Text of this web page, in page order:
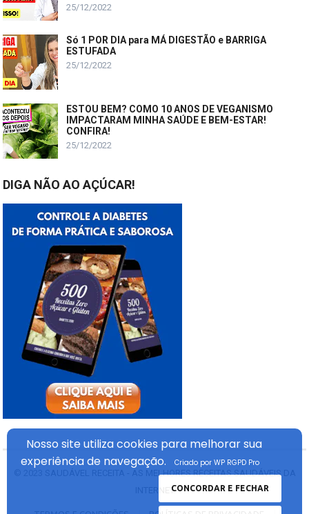
25/12/2022
Só 1 POR DIA para MÁ DIGESTÃO e BARRIGA
ESTUFADA
25/12/2022
ESTOU BEM? COMO 10 ANOS DE VEGANISMO
IMPACTARAM MINHA SAÚDE E BEM-ESTAR!
CONFIRA!
25/12/2022
DIGA NÃO AO AÇÚCAR!
SAUDÁVEL RECEITA - AS MELHORES RECEITAS SAUDÁVEIS DA
INTERNET
Nosso site utiliza cookies para melhorar sua
experiênciade navegação.
CONCORDAR E FECHAR
Criado por WP RGPD Pro